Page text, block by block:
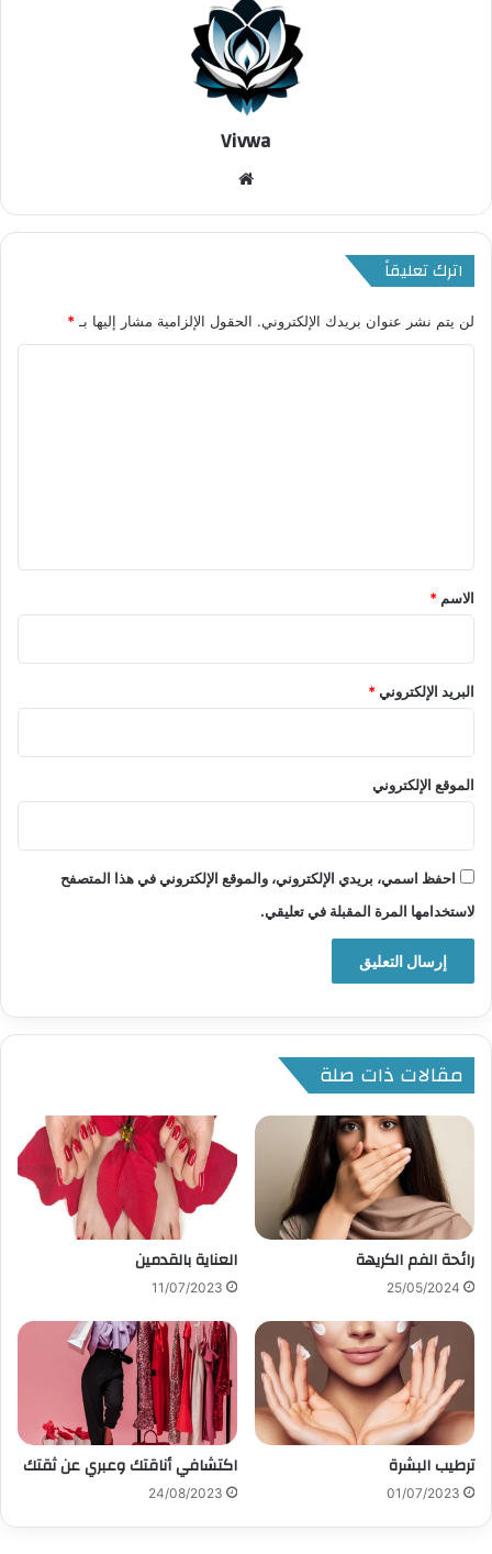
Vivwa
اترك تعليقاً
لن يتم نشر عنوان بريدك الإلكتروني. الحقول الإلزامية مشار إليها بـ *
*
الاسم *
البريد الإلكتروني*
الموقع الإلكتروني
احفظ اسمي، بريدي الإلكتروني، والموقع الإلكتروني في هذا المتصفح
لاستخدامها المرة المقبلة في تعليقي.
مقالات ذات صلة
رائحة الفم الكريهة
25/05/2024
العناية بالقدمين
11/07/2023
ترطيب البشرة
01/07/2023
اكتشافي أناقتك وعبري عن ثقتك
24/08/2023